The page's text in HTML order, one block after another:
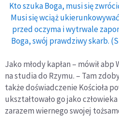
Kto szuka Boga, musi się
Musi się wciąż
przed oczyma i wytrwale
Boga, swój prawdziwy skarb.
Jako młody kapłan – mówił abp
na studia do Rzymu. – Tam
także doświadczenie Kościoła
ukształtowało go jako
zarazem wiernego swojej